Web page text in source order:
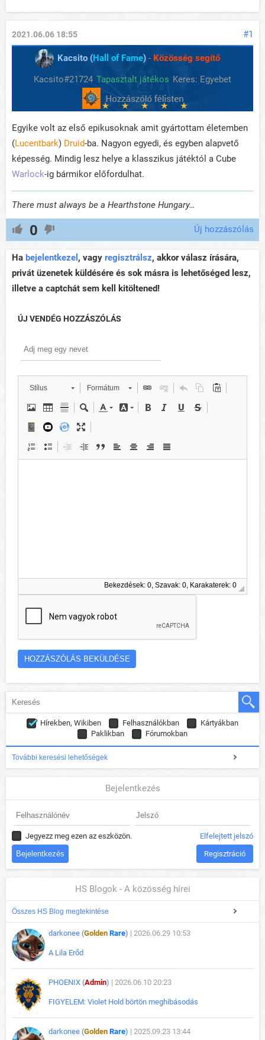
#1
2021.06.06 18:55
Kacsito (Hall of Fame) - Közösség segítő
Kacsito#21724 Tapasztalt játékos Keres: Egyebet
Egyike volt az első epikusoknak amit gyártottam életemben
(Lucentbark) Druid-ba. Nagyon egyedi, és egyben alapvető
képesség. Mindig lesz helye a klasszikus játéktól a Cube
Warlock-ig bármikor előfordulhat.
There must always be a Hearthstone Hungary…
0 Új hozzászólás
Ha bejelentkezel , vagy regisztrálsz, akkor válasz írására,
privát üzenetek küldésére és sok másra is lehetőséged lesz,
illetve a captchát sem kell kitöltened!
ÚJ VENDÉG HOZZÁSZÓLÁS
Stílus Formátum
Bekezdések: 0, Szavak: 0, Karakaterek: 0
Hírekben, Wikiben Felhasználókban
Kártyákban
Paklikban
Fórumokban
További keresési lehetőségek
Bejelentkezés
Jegyezz meg ezen az eszközön. Elfelejtett jelszó
Regisztráció
HS Blogok - A közösség hírei
Összes HS Blog megtekintése
darkonee (Golden Rare) | 2026.06.29 10:53
A Lila Erőd
PHOENIX (Admin) | 2026.06.10 20:23
FIGYELEM: Violet Hold börtön meghibásodás
darkonee (Golden Rare) | 2025.09.23 13:44